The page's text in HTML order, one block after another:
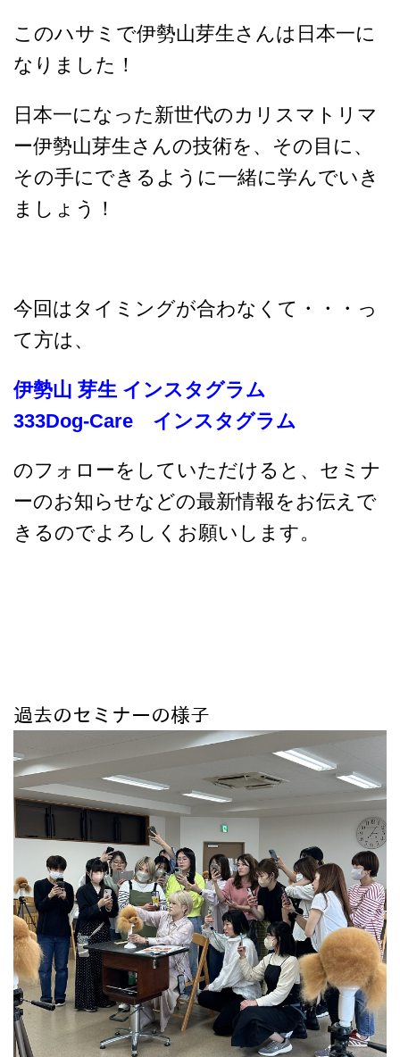
このハサミで伊勢山芽生さんは日本一に
なりました！
日本一になった新世代のカリスマトリマ
ー伊勢山芽生さんの技術を、その目に、
その手にできるように一緒に学んでいき
ましょう！
今回はタイミングが合わなくて・・・っ
て方は、
伊勢山 芽生 インスタグラム
333Dog-Care インスタグラム
のフォローをしていただけると、セミナ
ーのお知らせなどの最新情報をお伝えで
きるのでよろしくお願いします。
過去のセミナーの様子